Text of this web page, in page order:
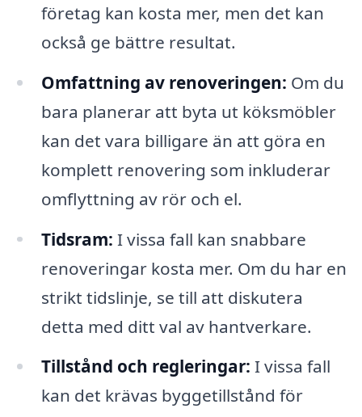
företag kan kosta mer, men det kan
också ge bättre resultat.
Omfattning av renoveringen: Om du
bara planerar att byta ut köksmöbler
kan det vara billigare än att göra en
komplett renovering som inkluderar
omflyttning av rör och el.
Tidsram: I vissa fall kan snabbare
renoveringar kosta mer. Om du har en
strikt tidslinje, se till att diskutera
detta med ditt val av hantverkare.
Tillstånd och regleringar: I vissa fall
kan det krävas byggetillstånd för